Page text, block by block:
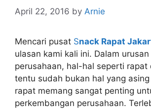
April 22, 2016 by Arnie
Mencari pusat Snack Rapat
ulasan kami kali ini. Dalam
perusahaan, hal-hal seperti rapat
tentu sudah bukan hal yang
rapat memang sangat penting
perkembangan perusahaan.